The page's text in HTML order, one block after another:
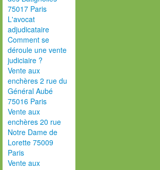
75017 Paris
L'avocat
adjudicataire
Comment se
déroule une vente
judiciaire ?
Vente aux
enchères 2 rue du
Général Aubé
75016 Paris
Vente aux
enchères 20 rue
Notre Dame de
Lorette 75009
Paris
Vente aux